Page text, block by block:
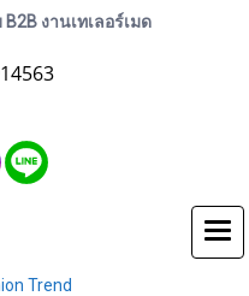
งานเทเลอร์เมด
Trend